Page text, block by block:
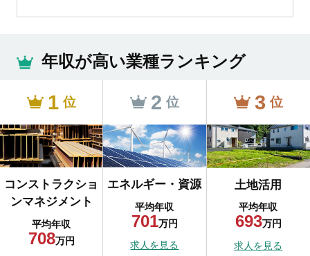
年収が高い業種ランキング
1 位
コンストラクショ
ンマネジメント
平均年収
708万円
2 位
エネルギー・資源
平均年収
701万円
求人を見る
3 位
土地活用
平均年収
693万円
求人を見る